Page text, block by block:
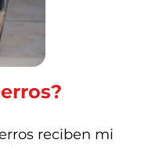
reciben mi